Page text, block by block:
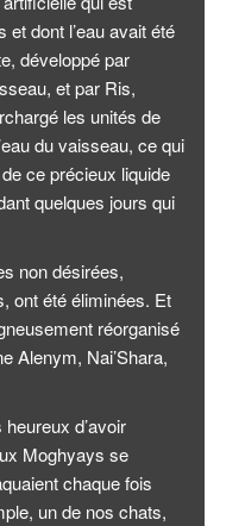
dont l’eau avait été
développé par
et par Ris,
les unités de
du vaisseau, ce qui
ce précieux liquide
quelques jours qui
non désirées,
ont été éliminées. Et
réorganisé
Alenym, Nai’Shara,
d’avoir
Moghyays se
chaque fois
un de nos chats,